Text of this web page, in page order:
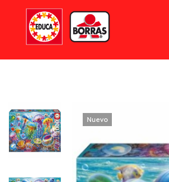
Nuevo